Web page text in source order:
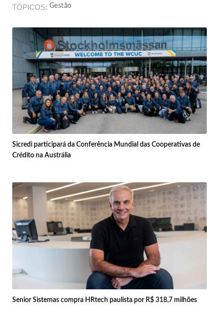
TÓPICOS Gestão
Sicredi participará da Conferência Mundial das Cooperativas de
Crédito na Austrália
Senior Sistemas compra HRtech paulista por R$ 318,7 milhões